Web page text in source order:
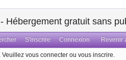
Hébergement gratuit sans
S'inscrire Connexion Revenir
Veuillez vous connecter ou vous inscrire.